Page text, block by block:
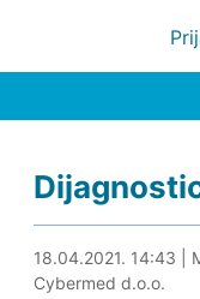
28.05.2024. 17:34
18.04.2021. 14:43
Cybermed d.o.o.